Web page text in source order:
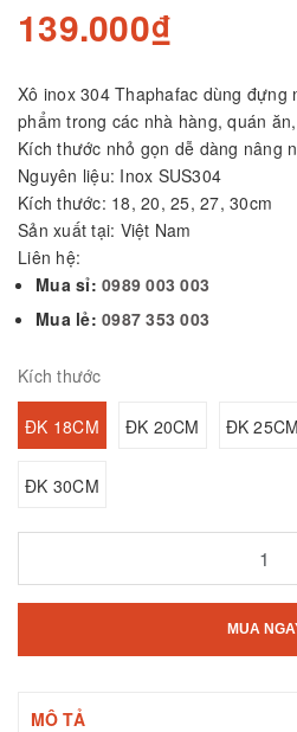
139.000₫
Xô inox 304 Thaphafac dùng
phẩm trong các nhà hàng, quán
Kích thước nhỏ gọn dễ dàng nâng
Nguyên liệu: Inox SUS304
Kích thước: 18, 20, 25, 27, 30cm
Sản xuất tại: Việt Nam
Liên hệ:
Mua sỉ: 0989 003 003
Mua lẻ: 0987 353 003
Kích thước
ĐK 18CM ĐK 20CM ĐK 25CM
ĐK 30CM
MUA
MÔ TẢ